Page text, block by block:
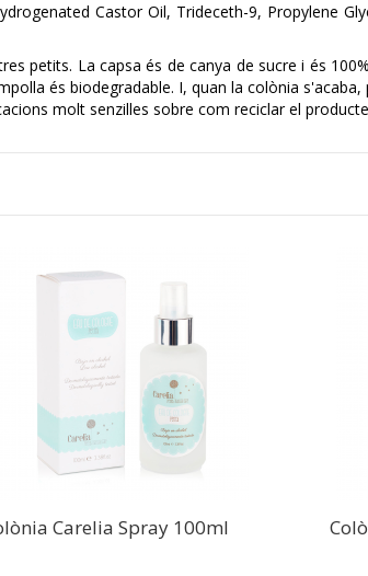
Castor Oil, Trideceth-9, Propylene
petits. La capsa és de canya de sucre i és
és biodegradable. I, quan la colònia
molt senzilles sobre com reciclar el
Carelia Spray 100ml